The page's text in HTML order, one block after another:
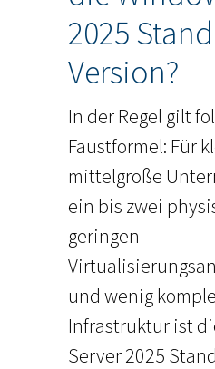
2025
Version?
In der Regel gilt
Faustformel: Für
mittelgroße
ein bis zwei
geringen
und wenig
Infrastruktur ist
Server 2025